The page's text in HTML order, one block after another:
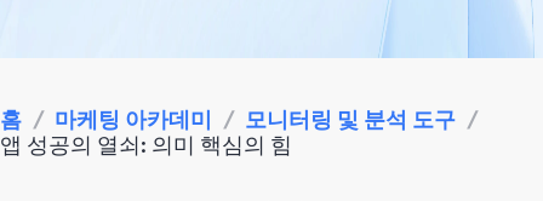
홈 / 마케팅 아카데미 / 모니터링 및 분석 도구 /
앱 성공의 열쇠: 의미 핵심의 힘